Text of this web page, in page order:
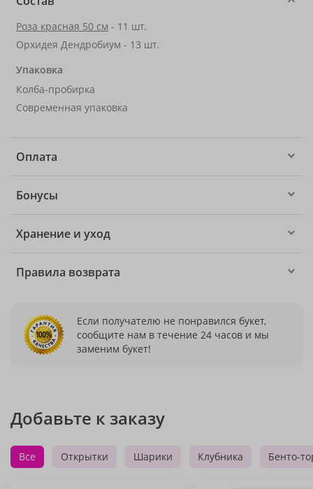
Роза красная 50 см - 11 шт.
Орхидея Дендробиум - 13 шт.
Упаковка
Колба-пробирка
Современная упаковка
Оплата
Бонусы
Хранение и уход
Правила возврата
Если получателю не понравился букет,
сообщите нам в течение 24 часов и мы
заменим букет!
Добавьте к заказу
Все Открытки Шарики Клубника Бенто-